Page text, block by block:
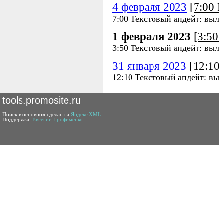
4 февраля 2023 [7:00
7:00 Текстовый апдейт:
1 февраля 2023
3:50 Текстовый апдейт:
31 января 2023
12:10 Текстовый апдейт:
tools.promosite.ru
Поиск в основном сделан на Яндекс.XML
Поддержка: Евгений Трофименко